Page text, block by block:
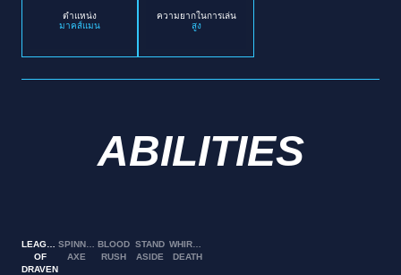
ตำแหน่ง
มาคส์แมน
ความยากในการเล่น
สูง
ABILITIES
LEAGUE
OF
DRAVEN
SPINNING
AXE
BLOOD
RUSH
STAND
ASIDE
WHIRLING
DEATH